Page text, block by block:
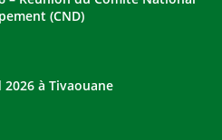
(CND)
2026 à Tivaouane